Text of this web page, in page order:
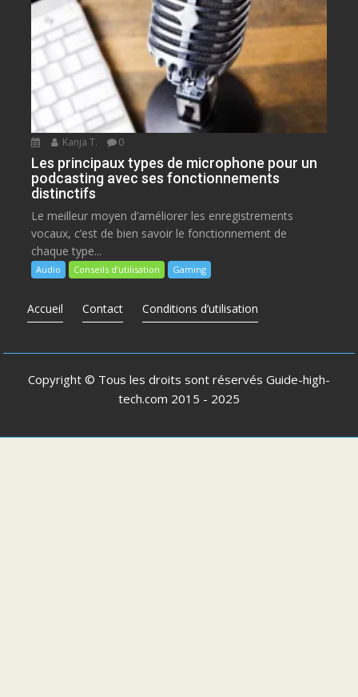
Kanja T. 0
Les principaux types de microphone pour un
podcasting avec ses fonctionnements
distinctifs
Le meilleur moyen d’améliorer les enregistrements
vocaux, c’est de bien savoir le fonctionnement de
chaque type...
Audio Conseils d’utilisation Gaming
Accueil Contact Conditions d’utilisation
Copyright © Tous les droits sont réservés Guide-high-
tech.com 2015 - 2025